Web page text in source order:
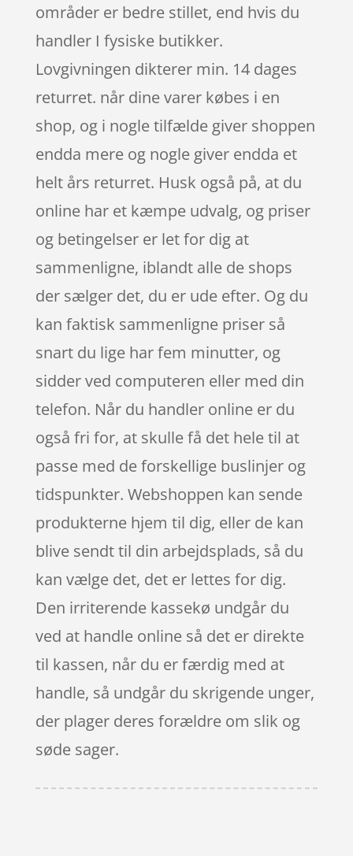
områder er bedre stillet, end hvis du
handler I fysiske butikker.
Lovgivningen dikterer min. 14 dages
returret. når dine varer købes i en
shop, og i nogle tilfælde giver shoppen
endda mere og nogle giver endda et
helt års returret. Husk også på, at du
online har et kæmpe udvalg, og priser
og betingelser er let for dig at
sammenligne, iblandt alle de shops
der sælger det, du er ude efter. Og du
kan faktisk sammenligne priser så
snart du lige har fem minutter, og
sidder ved computeren eller med din
telefon. Når du handler online er du
også fri for, at skulle få det hele til at
passe med de forskellige buslinjer og
tidspunkter. Webshoppen kan sende
produkterne hjem til dig, eller de kan
blive sendt til din arbejdsplads, så du
kan vælge det, det er lettes for dig.
Den irriterende kassekø undgår du
ved at handle online så det er direkte
til kassen, når du er færdig med at
handle, så undgår du skrigende unger,
der plager deres forældre om slik og
søde sager.